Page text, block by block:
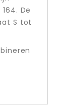
De
S tot